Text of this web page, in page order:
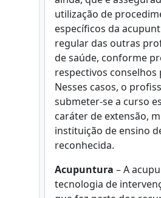
utilização de
específicos da
regular das outras
de saúde, conforme
respectivos conselhos
Nesses casos, o
submeter-se a curso
caráter de extensão,
instituição de ensino
reconhecida.
Acupuntura – A
tecnologia de